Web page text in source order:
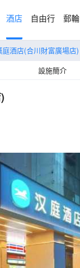
酒店 自由行 郵輪
庭酒店(合川財富廣場店)
設施簡介